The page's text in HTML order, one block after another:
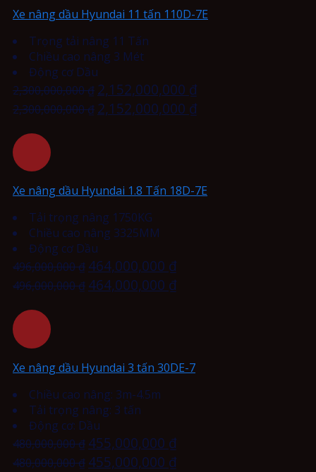
Xe nâng dầu Hyundai 11 tấn 110D-7E
Trọng tải nâng 11 Tấn
Chiều cao nâng 3 Mét
Động cơ Dầu
2,300,000,000₫ 2,152,000,000 ₫
2,300,000,000₫ 2,152,000,000 ₫
Xe nâng dầu Hyundai 1.8 Tấn 18D-7E
Tải trọng nâng 1750KG
Chiều cao nâng 3325MM
Động cơ Dầu
496,000,000₫ 464,000,000 ₫
496,000,000₫ 464,000,000 ₫
Xe nâng dầu Hyundai 3 tấn 30DE-7
Chiều cao nâng: 3m-4.5m
Tải trọng nâng: 3 tấn
Động cơ: Dầu
480,000,000₫ 455,000,000 ₫
480,000,000₫ 455,000,000 ₫